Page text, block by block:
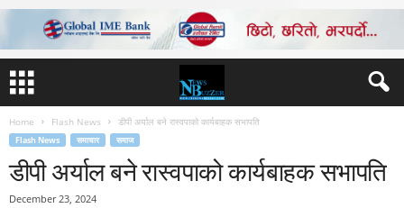
Home Flash News डीपी अर्याल बने रास्वपाको कार्यबाहक सभापति
Flash News समाचार समाज
डीपी अर्याल बने रास्वपाको कार्यबाहक सभापति
December 23, 2024